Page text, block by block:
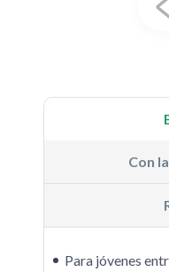
Con
Para jóvenes